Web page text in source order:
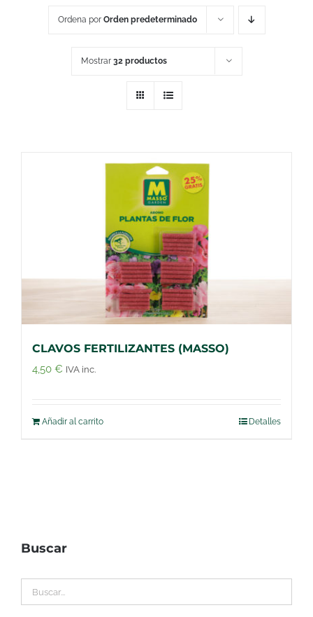
Ordena por Orden predeterminado
Mostrar 32 productos
CLAVOS FERTILIZANTES (MASSO)
4,50 € IVA inc.
Añadir al carrito Detalles
Buscar